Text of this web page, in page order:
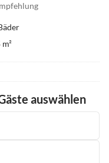
auswählen